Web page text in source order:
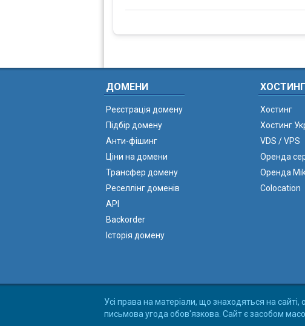
ДОМЕНИ
Реєстрація домену
Підбір домену
Анти-фішинг
Ціни на домени
Трансфер домену
Реселлінг доменів
API
Backorder
Історія домену
ХОСТИНГ
Хостинг
Хостинг
VDS / VPS
Оренда
Оренда
Colocation
Усі права на матеріали, що знаходяться на
письмова угода обов'язкова. Сайт є засобом